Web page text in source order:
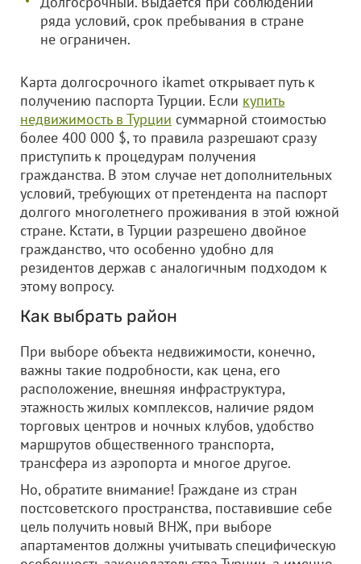
ряда условий, срок пребывания в стране
не ограничен.
Карта долгосрочного ikamet открывает путь к
получению паспорта Турции. Если купить
недвижимость в Турции суммарной стоимостью
более 400 000 $, то правила разрешают сразу
приступить к процедурам получения
гражданства. В этом случае нет дополнительных
условий, требующих от претендента на паспорт
долгого многолетнего проживания в этой южной
стране. Кстати, в Турции разрешено двойное
гражданство, что особенно удобно для
резидентов держав с аналогичным подходом к
этому вопросу.
Как выбрать район
При выборе объекта недвижимости, конечно,
важны такие подробности, как цена, его
расположение, внешняя инфраструктура,
этажность жилых комплексов, наличие рядом
торговых центров и ночных клубов, удобство
маршрутов общественного транспорта,
трансфера из аэропорта и многое другое.
Но, обратите внимание! Граждане из стран
постсоветского пространства, поставившие себе
цель получить новый ВНЖ, при выборе
апартаментов должны учитывать специфическую